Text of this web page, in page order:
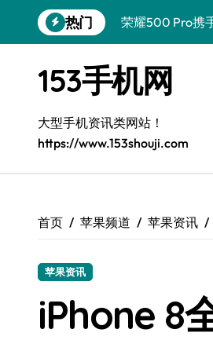
到
热门
荣耀500 Pro携
真我GT8 Pro来
vivo S50 Pro
手机分享员揭秘
荣耀ROBOT
iPhone 17e爆料
荣耀WIN资讯秒
153手机网
大型手机资讯类网站！
https://www.153shouji.com
首页 苹果频道 苹果资讯
苹果资讯
iPhone 8